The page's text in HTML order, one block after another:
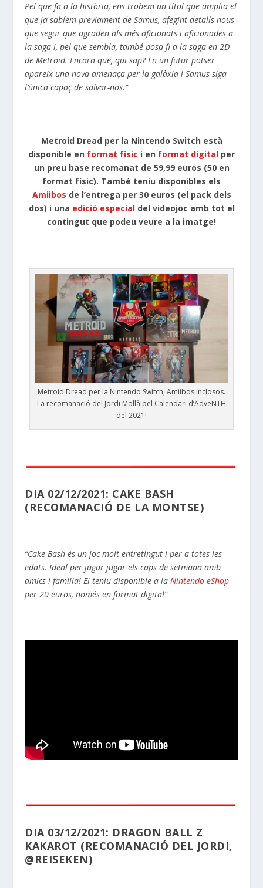
Pel que fa a la història, ens trobem un títol que amplia el
que ja sabíem previament de Samus, afegint detalls nous
que segur que agraden als més aficionats i aficionades a
la saga i, pel que sembla, també posa fi a la saga en 2D
de Metroid. Encara que, qui sap? En un futur potser
apareix una nova amenaça per la galàxia i Samus siga
l’única capaç de salvar-nos.”
Metroid Dread per la Nintendo Switch està
disponible en format físic i en format digital per
un preu base recomanat de 59,99 euros (50 en
format físic). També teniu disponibles els
Amiibos de l’entrega per 30 euros (el pack dels
dos) i una edició especialdel videojoc amb tot el
contingut que podeu veure a la imatge!
Metroid Dread per la Nintendo Switch, Amiibos inclosos.
La recomanació del Jordi Mollà pel Calendari d’AdveNTH
del 2021!
DIA 02/12/2021: CAKE BASH
(RECOMANACIÓ DE LA MONTSE)
“Cake Bash és un joc molt entretingut i per a totes les
edats. Ideal per jugar jugar els caps de setmana amb
amics i família! El teniu disponible a laNintendo eShop
per 20 euros, només en format digital”
DIA 03/12/2021: DRAGON BALL Z
KAKAROT (RECOMANACIÓ DEL JORDI,
@REISEKEN)